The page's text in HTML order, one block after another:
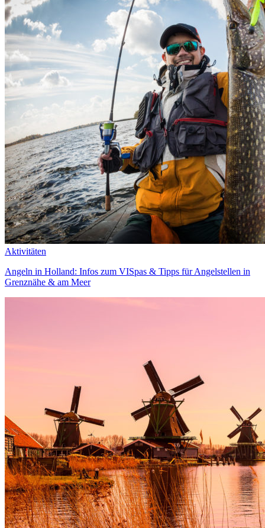
Aktivitäten
Angeln in Holland: Infos zum VISpas & Tipps für Angelstellen in
Grenznähe & am Meer